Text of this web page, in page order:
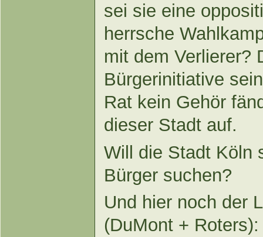
sei sie eine
herrsche
mit dem Verlierer?
Bürgerinitiative
Rat kein Gehör
dieser Stadt auf.
Will die Stadt Köln
Bürger suchen?
Und hier noch der
(DuMont + Roters):